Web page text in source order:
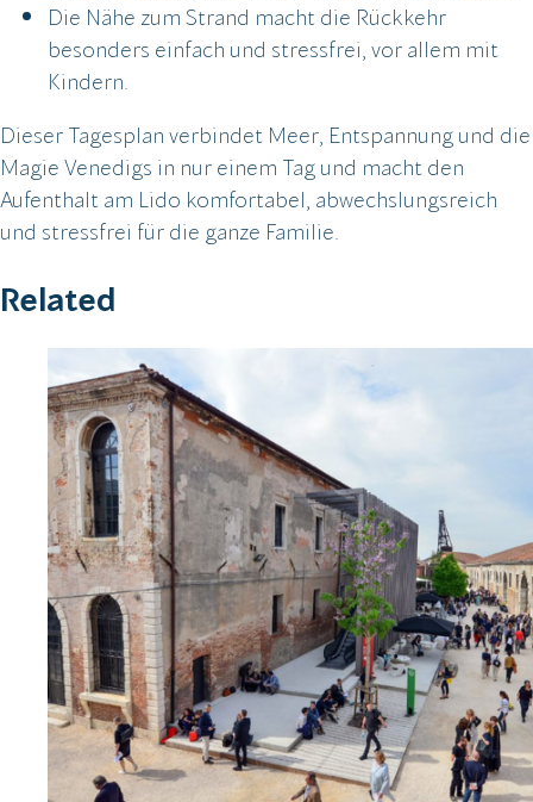
Die Nähe zum Strand macht die Rückkehr
besonders einfach und stressfrei, vor allem mit
Kindern.
Dieser Tagesplan verbindet Meer, Entspannung und die
Magie Venedigs in nur einem Tag und macht den
Aufenthalt am Lido komfortabel, abwechslungsreich
und stressfrei für die ganze Familie.
Related